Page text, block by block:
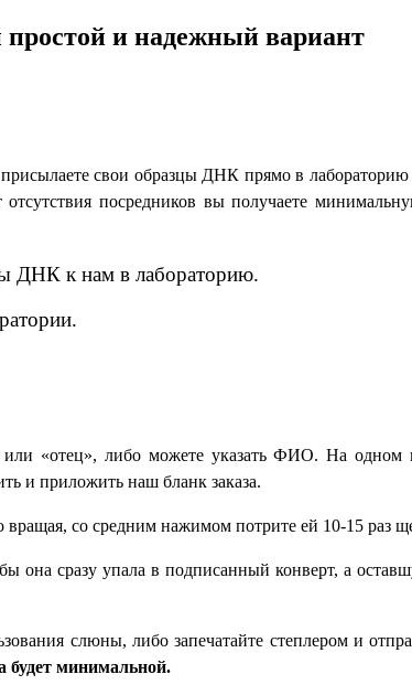
и надежный вариант
свои образцы ДНК прямо в
отсутствия посредников вы получаете
ДНК к нам в лабораторию.
или «отец», либо можете указать ФИО. На
и приложить наш бланк заказа.
со средним нажимом потрите ей 10-15 раз
она сразу упала в подписанный конверт, а
слюны, либо запечатайте степлером и
будет минимальной.